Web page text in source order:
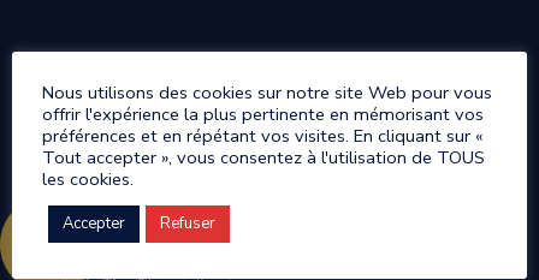
Nous utilisons des cookies sur notre site Web pour vous
offrir l'expérience la plus pertinente en mémorisant vos
préférences et en répétant vos visites. En cliquant sur «
Tout accepter », vous consentez à l'utilisation de TOUS
les cookies.
Accepter Refuser